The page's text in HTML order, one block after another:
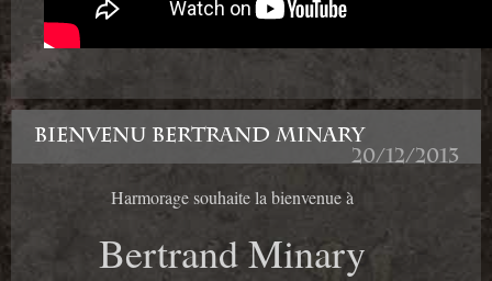
BIENVENU BERTRAND MINARY
20/12/2013
Harmorage souhaite la bienvenue à
Bertrand Minary